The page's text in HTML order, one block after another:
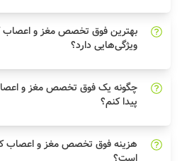
بهترین فوق تخصص مغز و اعصاب
ویژگی‌هایی دارد؟
چگونه یک فوق تخصص مغز و
پیدا کنم؟
هزینه فوق تخصص مغز و اعصاب